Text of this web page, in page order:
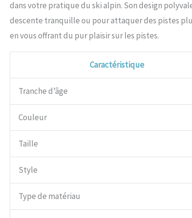
dans votre pratique du ski alpin. Son design
descente tranquille ou pour attaquer des pistes
en vous offrant du pur plaisir sur les pistes.
Caractéristique
Tranche d’âge
Couleur
Taille
Style
Type de matériau